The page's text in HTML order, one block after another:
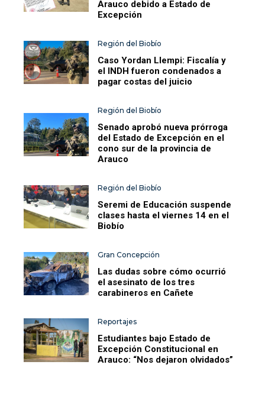
Arauco debido a Estado de
Excepción
Región del Biobío
Caso Yordan Llempi: Fiscalía y
el INDH fueron condenados a
pagar costas del juicio
Región del Biobío
Senado aprobó nueva prórroga
del Estado de Excepción en el
cono sur de la provincia de
Arauco
Región del Biobío
Seremi de Educación suspende
clases hasta el viernes 14 en el
Biobío
Gran Concepción
Las dudas sobre cómo ocurrió
el asesinato de los tres
carabineros en Cañete
Reportajes
Estudiantes bajo Estado de
Excepción Constitucional en
Arauco: “Nos dejaron olvidados”